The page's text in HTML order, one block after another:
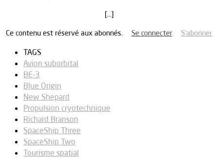
[…]
Ce contenu est réservé aux abonnés. Se connecter S’abonner
TAGS
Avion suborbital
BE-3
Blue Origin
New Shepard
Propulsion cryotechnique
Richard Branson
SpaceShip Three
SpaceShip Two
Tourisme spatial